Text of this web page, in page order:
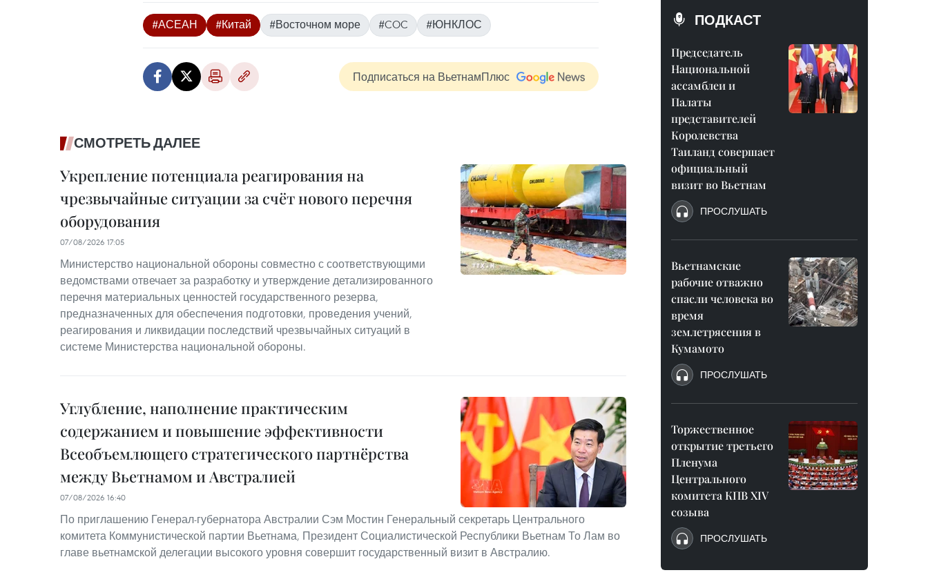
#АСЕАН #Китай #Восточном море #COC #ЮНКЛОС
Подписаться на ВьетнамПлюс
СМОТРЕТЬ ДАЛЕЕ
Укрепление потенциала реагирования на
чрезвычайные ситуации за счёт нового перечня
оборудования
07/08/2026 17:05
Министерство национальной обороны совместно с соответствующими
ведомствами отвечает за разработку и утверждение детализированного
перечня материальных ценностей государственного резерва,
предназначенных для обеспечения подготовки, проведения учений,
реагирования и ликвидации последствий чрезвычайных ситуаций в
системе Министерства национальной обороны.
Углубление, наполнение практическим
содержанием и повышение эффективности
Всеобъемлющего стратегического партнёрства
между Вьетнамом и Австралией
07/08/2026 16:40
По приглашению Генерал-губернатора Австралии Сэм Мостин Генеральный секретарь Центрального
комитета Коммунистической партии Вьетнама, Президент Социалистической Республики Вьетнам То Лам во
главе вьетнамской делегации высокого уровня совершит государственный визит в Австралию.
ПОДКАСТ
Председатель
Национальной
ассамблеи и
Палаты
представителей
Королевства
Таиланд совершает
официальный
визит во Вьетнам
ПРОСЛУШАТЬ
Вьетнамские
рабочие отважно
спасли человека во
время
землетрясения в
Кумамото
ПРОСЛУШАТЬ
Торжественное
открытие третьего
Пленума
Центрального
комитета КПВ XIV
созыва
ПРОСЛУШАТЬ